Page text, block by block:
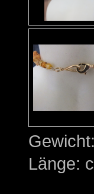
Länge: